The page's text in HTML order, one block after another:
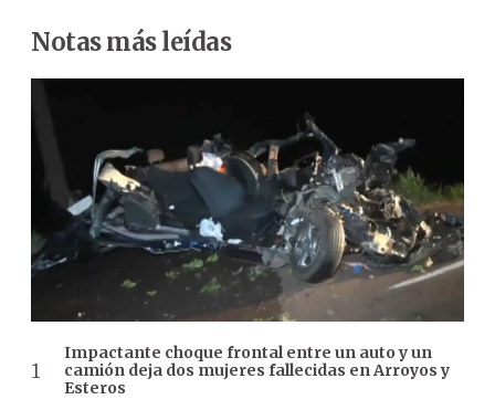
Notas más leídas
Impactante choque frontal entre un auto y un
camión deja dos mujeres fallecidas en Arroyos y
Esteros